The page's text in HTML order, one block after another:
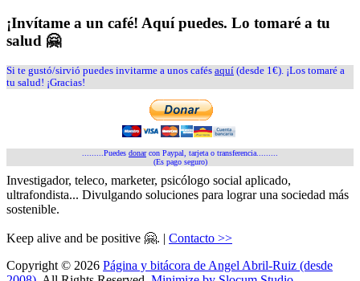
¡Invítame a un café! Aquí puedes. Lo tomaré a tu
salud 🤗
Si te gustó/sirvió puedes invitarme a unos cafés aquí (desde 1€). ¡Los tomaré a
tu salud! ¡Gracias!
.........Puedes donarcon Paypal, tarjeta o transferencia.........
(Es pago seguro)
Investigador, teleco, marketer, psicólogo social aplicado,
ultrafondista... Divulgando soluciones para lograr una sociedad más
sostenible.
Keep alive and be positive 🤗. | Contacto >>
Copyright © 2026 Página y bitácora de Angel Abril-Ruiz (desde